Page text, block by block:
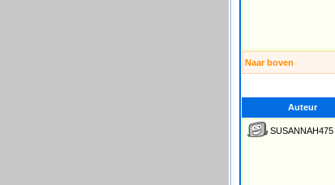
Naar boven
Auteur
SUSANNAH475